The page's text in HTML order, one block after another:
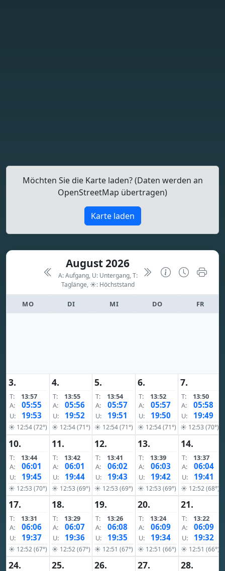
Möchten Sie die Karte laden? (Daten werden an
OpenStreetMap übertragen)
Karte laden
August 2026
A: Aufgang, U: Untergang, T:
Taglänge, ☀: Höchststand
MO DI MI DO FR
3.
T:
13:57
A:
05:55
U: 19:53
☀ 12:54 (72°)
4.
T:
13:55
A:
05:56
U: 19:52
☀ 12:54 (71°)
5.
T:
13:54
A:
05:57
U: 19:51
☀ 12:54 (71°)
6.
T:
13:52
A:
05:57
U: 19:50
☀ 12:54 (71°)
7.
T:
13:50
A:
05:58
U: 19:49
☀ 12:53 (70°)
10.
T:
13:44
A:
06:01
U: 19:45
☀ 12:53 (70°)
11.
T:
13:42
A:
06:01
U: 19:44
☀ 12:53 (69°)
12.
T:
13:41
A:
06:02
U: 19:43
☀ 12:53 (69°)
13.
T:
13:39
A:
06:03
U: 19:42
☀ 12:53 (69°)
14.
T:
13:37
A:
06:04
U: 19:41
☀ 12:52 (68°)
17.
T:
13:31
A:
06:06
U: 19:37
☀ 12:52 (67°)
18.
T:
13:29
A:
06:07
U: 19:36
☀ 12:52 (67°)
19.
T:
13:26
A:
06:08
U: 19:35
☀ 12:51 (67°)
20.
T:
13:24
A:
06:09
U: 19:34
☀ 12:51 (66°)
21.
T:
13:22
A:
06:09
U: 19:32
☀ 12:51 (66°)
24. 25. 26. 27. 28.